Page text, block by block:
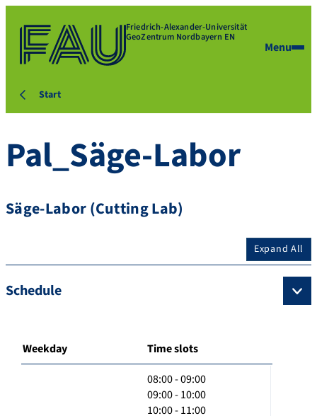
Friedrich-Alexander-Universität
GeoZentrum Nordbayern EN
Menu
Start
Pal_Säge-Labor
Säge-Labor (Cutting Lab)
Expand All
Schedule
Weekday Time slots
08:00 - 09:00
09:00 - 10:00
10:00 - 11:00